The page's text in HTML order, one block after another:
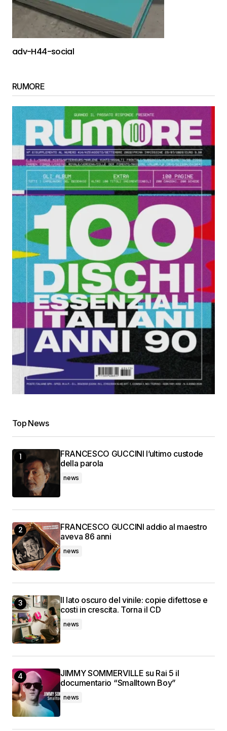
adv-H44-social
RUMORE
Top News
FRANCESCO GUCCINI l’ultimo custode
della parola
news
FRANCESCO GUCCINI addio al maestro
aveva 86 anni
news
Il lato oscuro del vinile: copie difettose e
costi in crescita. Torna il CD
news
JIMMY SOMMERVILLE su Rai 5 il
documentario “Smalltown Boy”
news